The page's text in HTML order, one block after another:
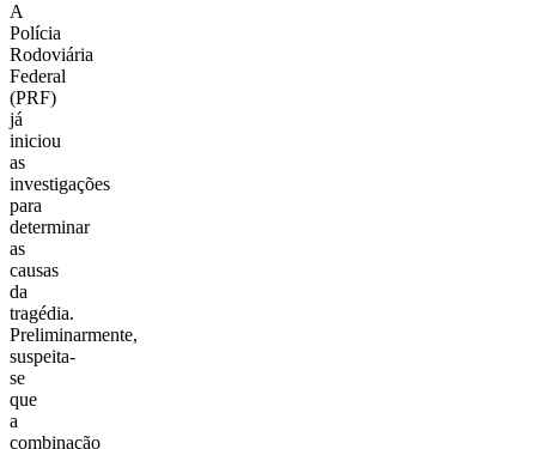
A
Polícia
Rodoviária
Federal
(PRF)
já
iniciou
as
investigações
para
determinar
as
causas
da
tragédia.
Preliminarmente,
suspeita-
se
que
a
combinação